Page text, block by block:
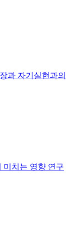
과 자기실현과의
미치는 영향 연구